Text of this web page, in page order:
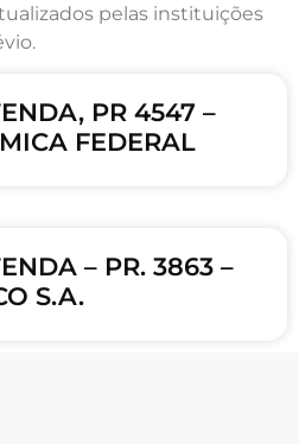
pelas instituições
PR 4547 –
FEDERAL
– PR. 3863 –
S.A.